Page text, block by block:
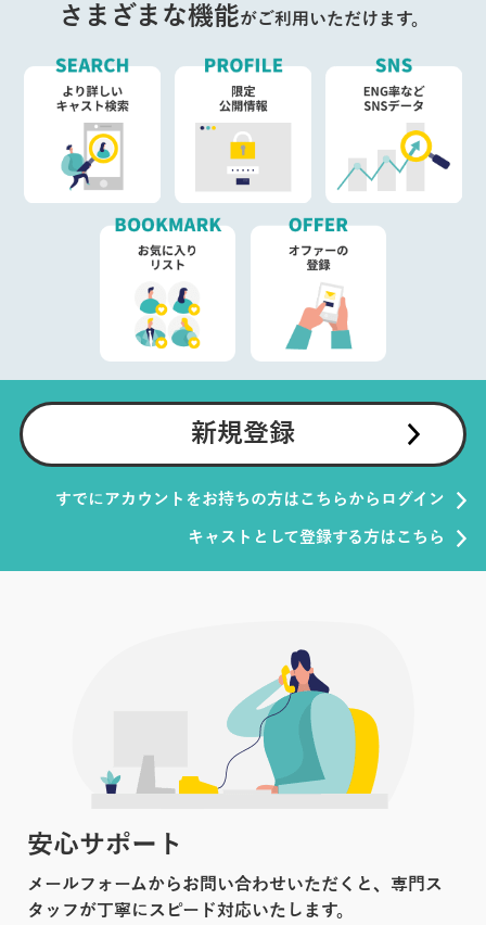
さまざまな機能がご利用いただけます。
新規登録
すでにアカウントをお持ちの方はこちらからログイン
キャストとして登録する方はこちら
安心サポート
メールフォームからお問い合わせいただくと、専門ス
タッフが丁寧にスピード対応いたします。